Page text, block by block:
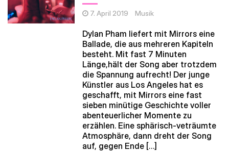
7. April 2019 Musik
Dylan Pham liefert mit Mirrors eine
Ballade, die aus mehreren Kapiteln
besteht. Mit fast 7 Minuten
Länge,hält der Song aber trotzdem
die Spannung aufrecht! Der junge
Künstler aus Los Angeles hat es
geschafft, mit Mirrors eine fast
sieben minütige Geschichte voller
abenteuerlicher Momente zu
erzählen. Eine sphärisch-veträumte
Atmosphäre, dann dreht der Song
auf, gegen Ende […]